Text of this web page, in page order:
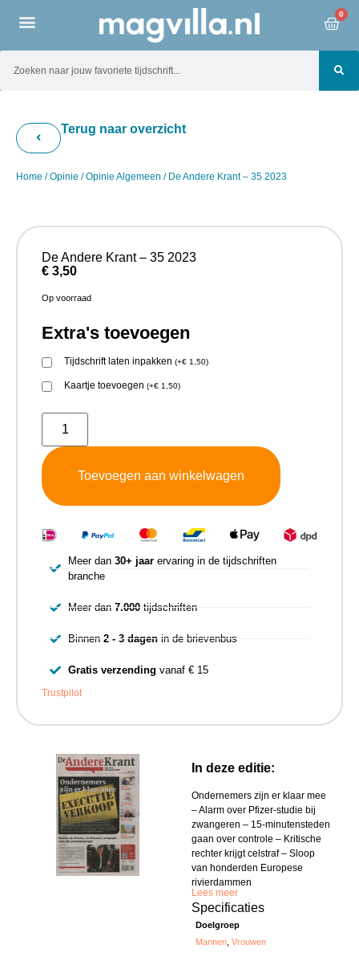
0
Terug naar overzicht
Home /Opinie /Opinie Algemeen / De Andere Krant – 35 2023
In deze editie:
Ondernemers zijn er klaar mee
– Alarm over Pfizer-studie bij
zwangeren – 15-minutensteden
gaan over controle – Kritische
rechter krijgt celstraf – Sloop
van honderden Europese
rivierdammen
Lees meer
Specificaties
Doelgroep
Mannen,Vrouwen
De Andere Krant – 35 2023
€ 3,50
Op voorraad
Extra's toevoegen
Tijdschrift laten inpakken (+€ 1,50)
Kaartje toevoegen (+€ 1,50)
Toevoegen aan winkelwagen
Meer dan 30+ jaarervaring in de tijdschriften
branche
Meer dan 7.000tijdschriften
Binnen 2 - 3 dagenin de brievenbus
Gratis verzending vanaf € 15
Trustpilot